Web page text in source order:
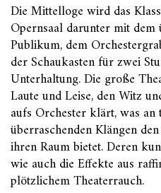
Die Mittelloge wird das
Opernsaal darunter mit
Publikum, dem
der Schaukasten für zwei
Unterhaltung. Die große
Laute und Leise, den Witz
aufs Orchester klärt, was an
überraschenden Klängen
ihren Raum bietet. Deren
wie auch die Effekte aus
plötzlichem Theaterrauch.